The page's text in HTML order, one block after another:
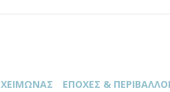
XΕΙΜΏΝΑΣ ΕΠΟΧΈΣ &